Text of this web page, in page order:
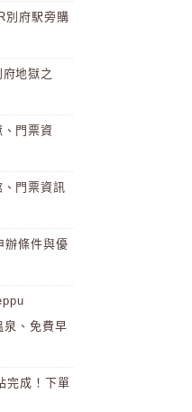
別府駅旁購
地獄之
門票資
門票資訊
辦條件與優
泉、免費早
完成！下單